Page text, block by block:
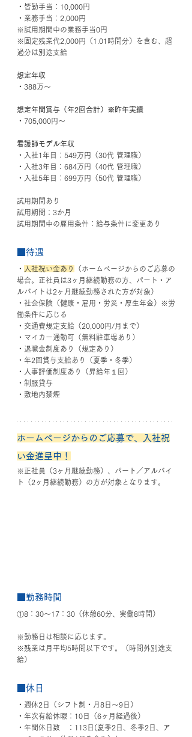
・皆勤手当：10,000円
・業務手当：2,000円
※試用期間中の業務手当0円
※固定残業代2,000円（1.01時間分）を含む、超
過分は別途支給
想定年収
・388万～
想定年間賞与（年2回合計）※昨年実績
・705,000円～
看護師モデル年収
・入社1年目：549万円（30代 管理職）
・入社3年目：684万円（40代 管理職）
・入社5年目：699万円（50代 管理職）
試用期間あり
試用期間：3か月
試用期間中の雇用条件：給与条件に変更あり
■待遇
・ 入社祝い金あり
（ホームページからのご応募の
場合。正社員は3ヶ月継続勤務の方、パート・ア
ルバイトは2ヶ月継続勤務された方が対象）
・社会保険（健康・雇用・労災・厚生年金）※労
働条件に応じる
・交通費規定支給（20,000円/月まで）
・マイカー通勤可（無料駐車場あり）
・退職金制度あり（規定あり）
・年2回賞与支給あり（夏季・冬季）
・人事評価制度あり（昇給年１回）
・制服貸与
・敷地内禁煙
ホームページからのご応募で、入社祝
い金進呈中！
※正社員（3ヶ月継続勤務）、パート／アルバイ
ト（2ヶ月継続勤務）の方が対象となります。
■勤務時間
①8：30～17：30（休憩60分、実働8時間）
※勤務日は相談に応じます。
※残業は月平均5時間以下です。（時間外別途支
給）
■休日
・週休2日（シフト制・月8日〜9日）
・年次有給休暇：10日（6ヶ月経過後）
・年間休日数　：113日(夏季2日、冬季2日、ア